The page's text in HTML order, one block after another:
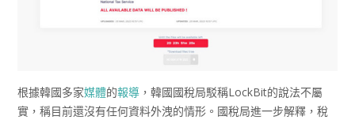
根據韓國多家媒體的報導 ，韓國國稅局駁稱LockBit的說法不屬
實，稱目前還沒有任何資料外洩的情形。國稅局進一步解釋，稅